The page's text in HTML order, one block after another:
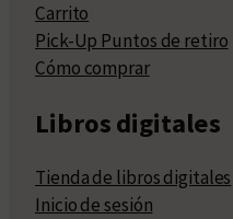
Carrito
Pick-Up Puntos de retiro
Cómo comprar
Libros digitales
Tienda de libros digitales
Inicio de sesión